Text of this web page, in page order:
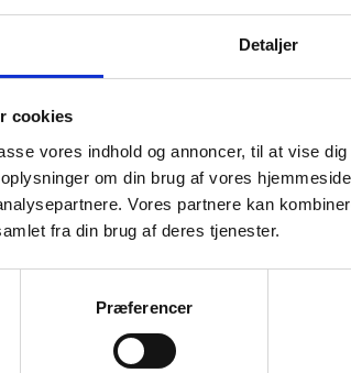
Detaljer
cookies
vores indhold og annoncer, til at vise
om din brug af vores
Vores partnere kan
fra din brug af deres tjenester.
Præferencer
07.03.2002 Bilag 91 Amnesty International (AI)
blandt andet oplysninger om
dødsstraf, uretmæssige